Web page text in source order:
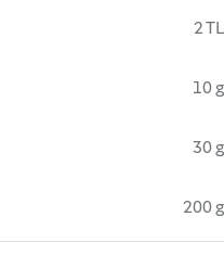
2 TL
10 g
30 g
200 g